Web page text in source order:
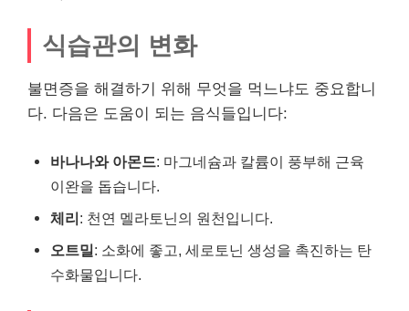
식습관의 변화
불면증을 해결하기 위해 무엇을 먹느냐도 중요합니
다. 다음은 도움이 되는 음식들입니다:
바나나와 아몬드: 마그네슘과 칼륨이 풍부해 근육
이완을 돕습니다.
체리: 천연 멜라토닌의 원천입니다.
오트밀: 소화에 좋고, 세로토닌 생성을 촉진하는 탄
수화물입니다.